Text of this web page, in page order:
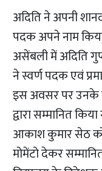
अदिति ने अपनी
पदक अपने नाम
असेंबली में अदिति
ने स्वर्ण पदक एवं
इस अवसर पर उनके
द्वारा सम्मानित
आकाश कुमार सेठ को
मोमेंटो देकर